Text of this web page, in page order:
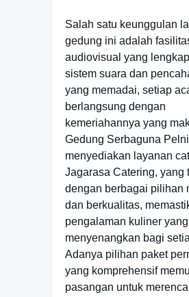
Salah satu keunggulan
gedung ini adalah
audiovisual yang
sistem suara dan
yang memadai, setiap
berlangsung dengan
kemeriahannya yang
Gedung Serbaguna
menyediakan layanan
Jagarasa Catering, yang
dengan berbagai pilihan
dan berkualitas,
pengalaman kuliner yang
menyenangkan bagi
Adanya pilihan paket
yang komprehensif
pasangan untuk